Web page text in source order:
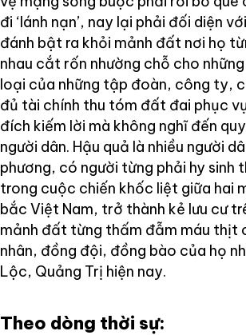
đi ‘lánh nạn’, nay lại phải đối diện
đánh bật ra khỏi mảnh đất nơi họ
nhau cắt rốn nhường chỗ cho
loại của những tập đoàn, công ty,
đủ tài chính thu tóm đất đai phục
đích kiếm lời mà không nghĩ đến
người dân. Hậu quả là nhiều người
phương, có người từng phải hy sinh
trong cuộc chiến khốc liệt giữa hai
bắc Việt Nam, trở thành kẻ lưu cư
mảnh đất từng thấm đẫm máu thịt
nhân, đồng đội, đồng bào của họ
Lộc, Quảng Trị hiện nay.
Theo dòng thời sự: